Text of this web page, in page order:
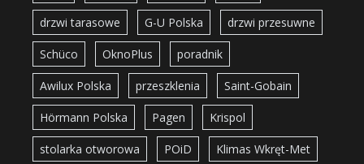
drzwi tarasowe G-U Polska drzwi przesuwne
Schüco OknoPlus poradnik
Awilux Polska przeszklenia Saint-Gobain
Hörmann Polska Pagen Krispol
stolarka otworowa POiD Klimas Wkręt-Met